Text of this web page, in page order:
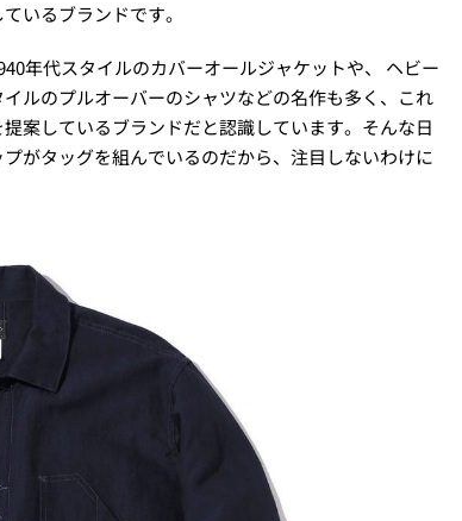
いるブランドです。
年代スタイルのカバーオールジャケットや、 ヘビー
ルのプルオーバーのシャツなどの名作も多く、これ
案しているブランドだと認識しています。そんな日
がタッグを組んでいるのだから、注目しないわけに